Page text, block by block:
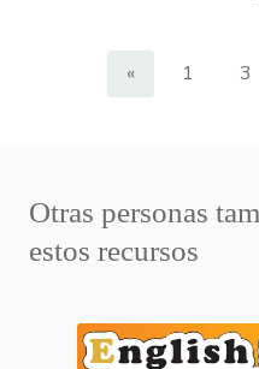
« 1 3
Otras personas
estos recursos